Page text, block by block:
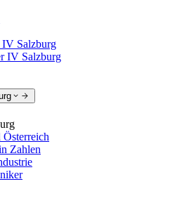
IV Salzburg
IV Salzburg
Zahlen